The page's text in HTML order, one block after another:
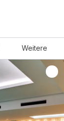
Weitere